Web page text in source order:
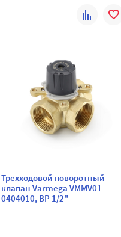
Трехходовой поворотный
клапан Varmega VMMV01-
0404010, ВР 1/2"